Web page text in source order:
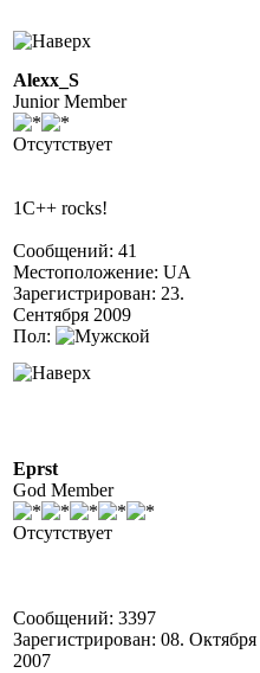
Alexx_S
Junior Member
Отсутствует
1C++ rocks!
Сообщений: 41
Местоположение: UA
Зарегистрирован: 23.
Сентября 2009
Пол:
Eprst
God Member
Отсутствует
Сообщений: 3397
Зарегистрирован: 08. Октября
2007